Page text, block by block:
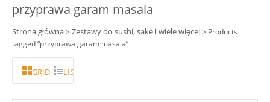
przyprawa garam masala
Strona główna> Zestawy do sushi, sake i wiele więcej> Products
tagged “przyprawa garam masala”
GRID LISTA